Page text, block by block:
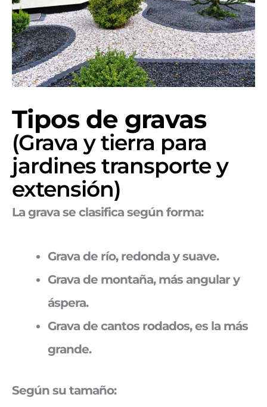
Tipos de gravas
(Grava y tierra para
jardines transporte y
extensión)
La grava se clasifica según forma:
Grava de río, redonda y suave.
Grava de montaña, más angular y
áspera.
Grava de cantos rodados, es la más
grande.
Según su tamaño: